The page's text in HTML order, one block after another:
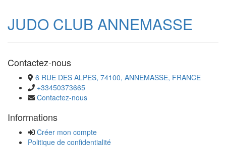
JUDO CLUB ANNEMASSE
Contactez-nous
6 RUE DES ALPES, 74100, ANNEMASSE, FRANCE
+33450373665
Contactez-nous
Informations
Créer mon compte
Politique de confidentialité